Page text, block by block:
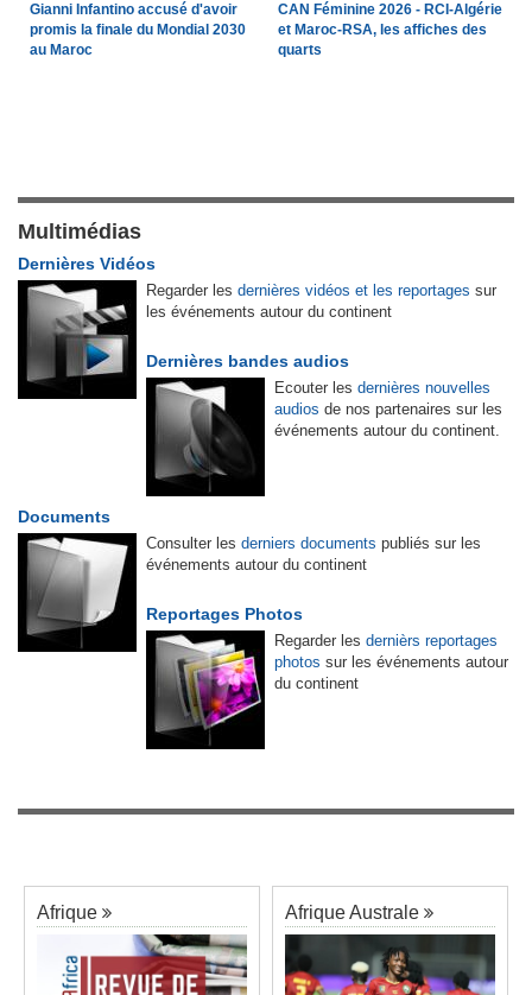
Gianni Infantino accusé d'avoir
promis la finale du Mondial 2030
au Maroc
CAN Féminine 2026 - RCI-Algérie
et Maroc-RSA, les affiches des
quarts
Multimédias
Dernières Vidéos
Regarder les dernières vidéos et les reportages sur
les événements autour du continent
Dernières bandes audios
Ecouter les dernières nouvelles
audios de nos partenaires sur les
événements autour du continent.
Documents
Consulter les derniers documents publiés sur les
événements autour du continent
Reportages Photos
Regarder les dernièrs reportages
photos sur les événements autour
du continent
Afrique Afrique Australe